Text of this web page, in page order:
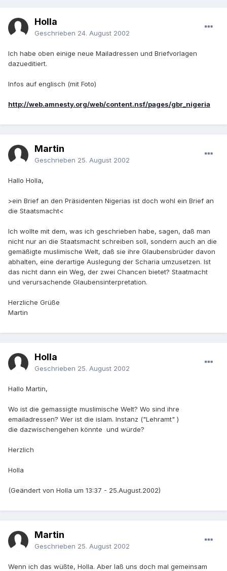
Holla
Geschrieben 24. August 2002
Ich habe oben einige neue Mailadressen und Briefvorlagen
dazueditiert.
Infos auf englisch (mit Foto)
http://web.amnesty.org/web/content.nsf/pages/gbr_nigeria
Martin
Geschrieben 25. August 2002
Hallo Holla,
>ein Brief an den Präsidenten Nigerias ist doch wohl ein Brief an
die Staatsmacht<
Ich wollte mit dem, was ich geschrieben habe, sagen, daß man
nicht nur an die Staatsmacht schreiben soll, sondern auch an die
gemäßigte muslimische Welt, daß sie ihre Glaubensbrüder davon
abhalten, eine derartige Auslegung der Scharia umzusetzen. Ist
das nicht dann ein Weg, der zwei Chancen bietet? Staatmacht
und verursachende Glaubensinterpretation.
Herzliche Grüße
Martin
Holla
Geschrieben 25. August 2002
Hallo Martin,
Wo ist die gemassigte muslimische Welt? Wo sind ihre
emailadressen? Wer ist die islam. Instanz ("Lehramt" )
die dazwischengehen könnte und würde?
Herzlich
Holla
(Geändert von Holla um 13:37 - 25.August.2002)
Martin
Geschrieben 25. August 2002
Wenn ich das wüßte, Holla. Aber laß uns doch mal gemeinsam